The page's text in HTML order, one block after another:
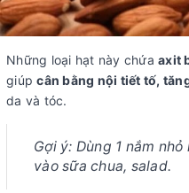
Những loại hạt này chứa axit
giúpcân bằng nội tiết tố,
da và tóc.
Gợi ý: Dùng 1 nắm
vào sữa chua, salad.